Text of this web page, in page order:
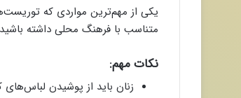
یکی از مهم‌ترین مواردی که
متناسب با فرهنگ محلی داشته
نکات مهم:
زنان باید از پوشیدن لباس‌های